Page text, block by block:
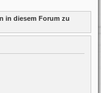
in diesem Forum zu